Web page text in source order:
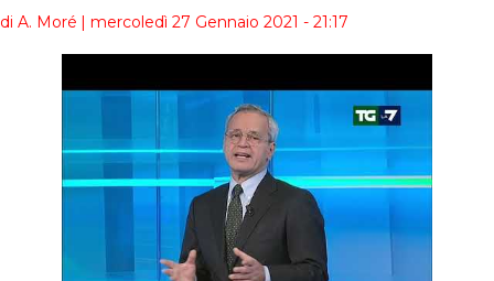
di A. Moré | mercoledì 27 Gennaio 2021 - 21:17